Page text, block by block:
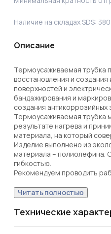
Наличие на складах SDS:
Описание
Термоусаживаемая трубка
восстановления и
поверхностей и
бандажирования и
создания антикоррозийных
Термоусаживаемая трубка
результате нагрева и
материала, на который
Изделие выполнено из
материала – полиолефина.
гибкостью.
Рекомендуем проводить
помощью специальных
газовых горелок REXANT.
Гарантийный срок
срок хранения – 7 лет.
Относительное удлинение
Прочность на растяжение:
Читать полностью
Технические